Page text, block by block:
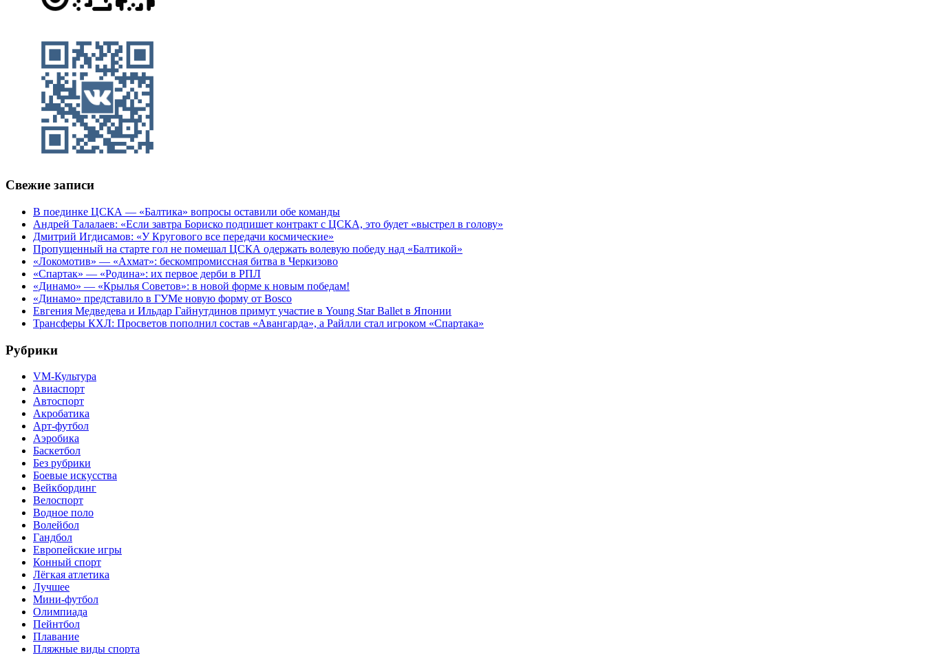
Свежие записи
В поединке ЦСКА — «Балтика» вопросы оставили обе команды
Андрей Талалаев: «Если завтра Бориско подпишет контракт с ЦСКА, это будет «выстрел в голову»
Дмитрий Игдисамов: «У Кругового все передачи космические»
Пропущенный на старте гол не помешал ЦСКА одержать волевую победу над «Балтикой»
«Локомотив» — «Ахмат»: бескомпромиссная битва в Черкизово
«Спартак» — «Родина»: их первое дерби в РПЛ
«Динамо» — «Крылья Советов»: в новой форме к новым победам!
«Динамо» представило в ГУМе новую форму от Bosco
Евгения Медведева и Ильдар Гайнутдинов примут участие в Young Star Ballet в Японии
Трансферы КХЛ: Просветов пополнил состав «Авангарда», а Райлли стал игроком «Спартака»
Рубрики
VM-Культура
Авиаспорт
Автоспорт
Акробатика
Арт-футбол
Аэробика
Баскетбол
Без рубрики
Боевые искусства
Вейкбординг
Велоспорт
Водное поло
Волейбол
Гандбол
Европейские игры
Конный спорт
Лёгкая атлетика
Лучшее
Мини-футбол
Олимпиада
Пейнтбол
Плавание
Пляжные виды спорта